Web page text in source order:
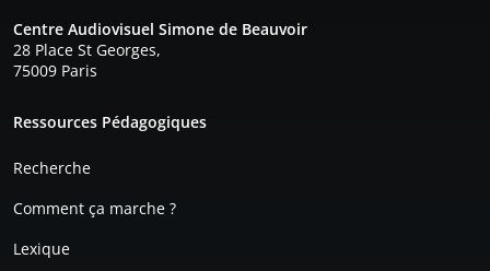
Centre Audiovisuel Simone de Beauvoir
28 Place St Georges,
75009 Paris
Ressources Pédagogiques
Recherche
Comment ça marche ?
Lexique